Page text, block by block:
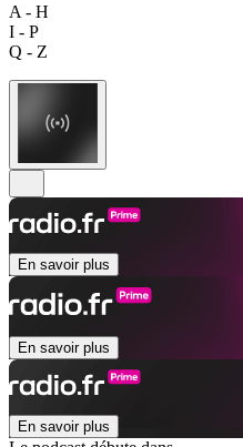
A - H
I - P
Q - Z
En savoir plus
En savoir plus
En savoir plus